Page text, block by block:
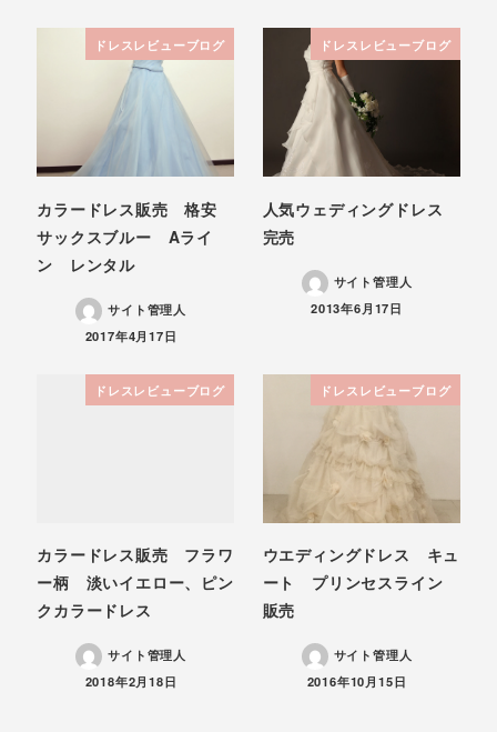
ドレスレビューブログ
カラードレス販売 格安
サックスブルー Aライ
ン レンタル
サイト管理人
投稿日
2017年4月17日
ドレスレビューブログ
人気ウェディングドレス
完売
サイト管理人
投稿日
2013年6月17日
ドレスレビューブログ
カラードレス販売 フラワ
ー柄 淡いイエロー、ピン
クカラードレス
サイト管理人
投稿日
2018年2月18日
ドレスレビューブログ
ウエディングドレス キュ
ート プリンセスライン
販売
サイト管理人
投稿日
2016年10月15日